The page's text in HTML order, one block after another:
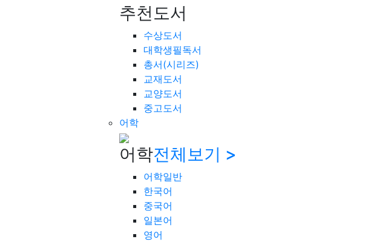
추천도서
수상도서
대학생필독서
총서(시리즈)
교재도서
교양도서
중고도서
어학
어학전체보기 >
어학일반
한국어
중국어
일본어
영어